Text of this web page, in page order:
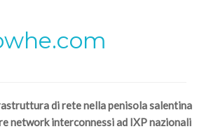
di rete nella penisola salentina
network interconnessi ad IXP nazionali